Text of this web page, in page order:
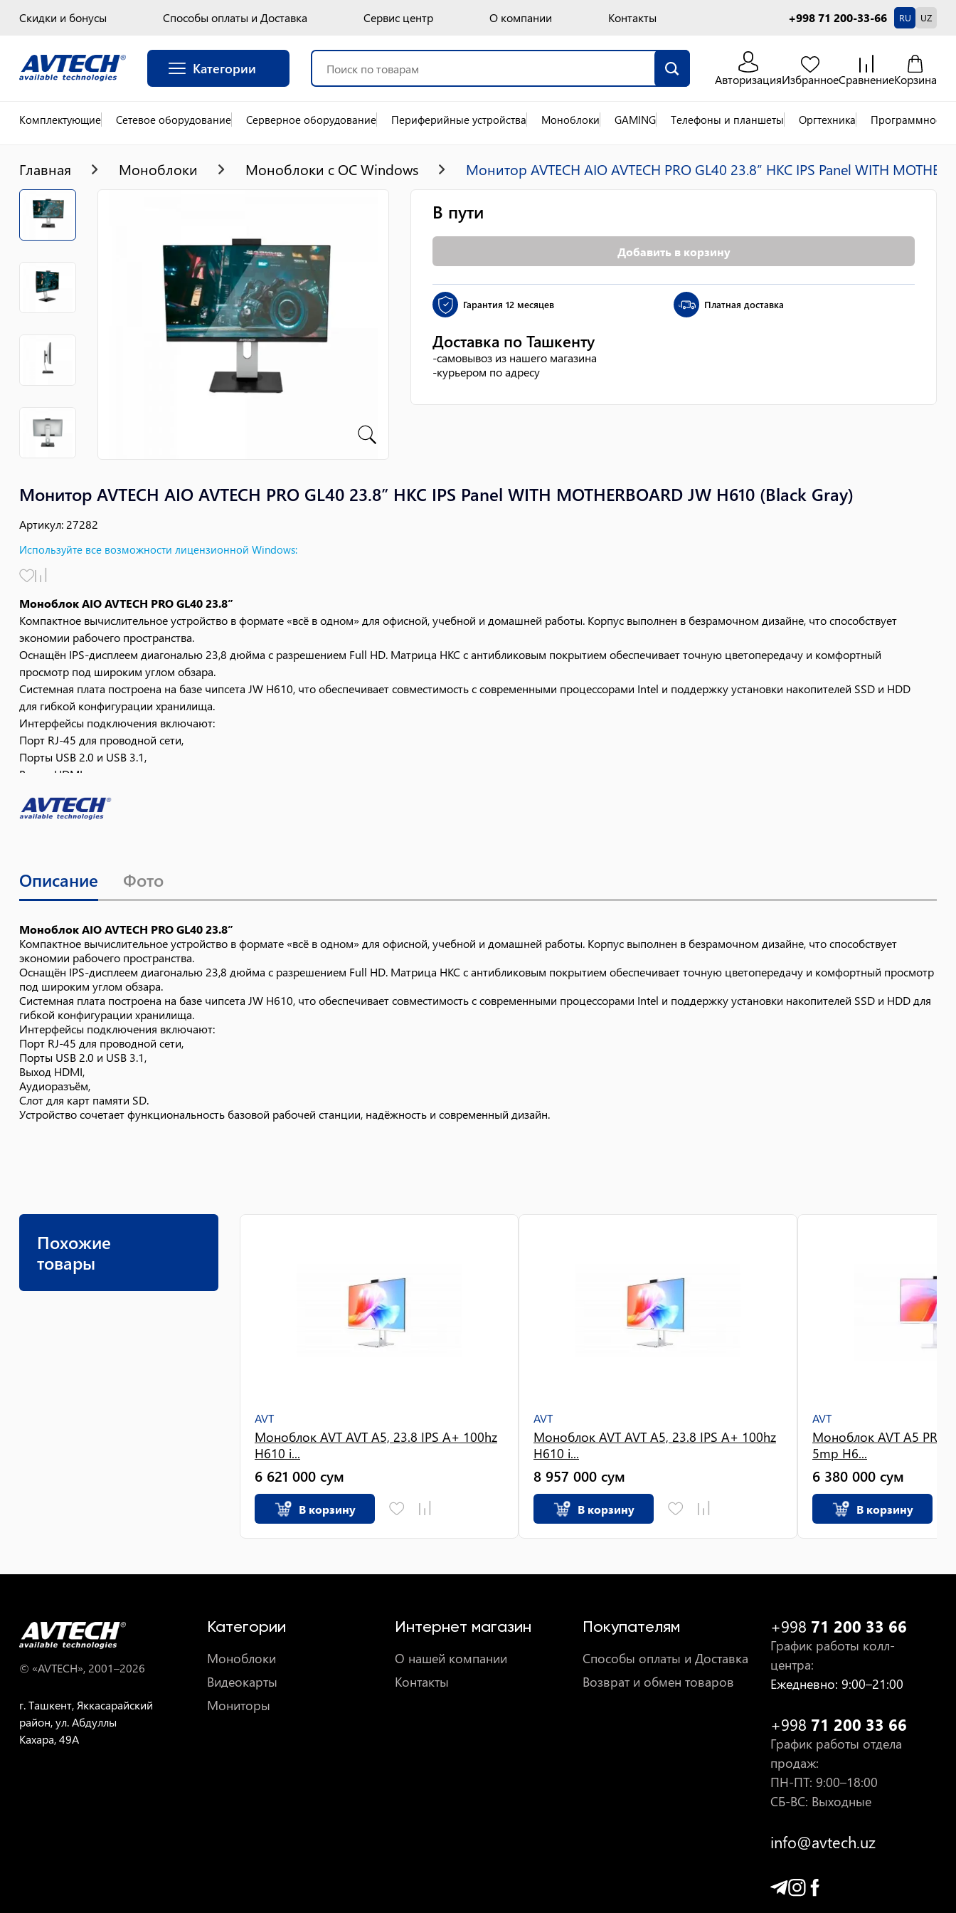
Скидки и бонусы Способы оплаты и Доставка Сервис центр О компании Контакты +998 71 200-33-66 RU UZ
Категории
АвторизацияИзбранноеСравнениеКорзина
Комплектующие Сетевое оборудование Серверное оборудование Периферийные устройства Моноблоки GAMING Телефоны и планшеты Оргтехника Программное
Главная Моноблоки Моноблоки с OC Windows Монитор AVTECH AIO AVTECH PRO GL40 23.8” HKC IPS Panel WITH
Монитор AVTECH AIO AVTECH PRO GL40 23.8” HKC IPS Panel WITH MOTHERBOARD JW H610 (Black Gray)
Артикул: 27282
Используйте все возможности лицензионной Windows:
Моноблок AIO AVTECH PRO GL40 23.8”
Компактное вычислительное устройство в формате «всё в одном» для офисной, учебной и домашней работы. Корпус выполнен в безрамочном дизайне, что способствует
экономии рабочего пространства.
Оснащён IPS-дисплеем диагональю 23,8 дюйма с разрешением Full HD. Матрица HKC с антибликовым покрытием обеспечивает точную цветопередачу и комфортный
просмотр под широким углом обзара.
Системная плата построена на базе чипсета JW H610, что обеспечивает совместимость с современными процессорами Intel и поддержку установки накопителей SSD и HDD
для гибкой конфигурации хранилища.
Интерфейсы подключения включают:
Порт RJ-45 для проводной сети,
Порты USB 2.0 и USB 3.1,
Выход HDMI,
Слот для карт памяти SD.
В пути
Добавить в корзину
Гарантия 12 месяцев Платная доставка
Доставка по Ташкенту
-самовывоз из нашего магазина
-курьером по адресу
Описание Фото
Моноблок AIO AVTECH PRO GL40 23.8”
Компактное вычислительное устройство в формате «всё в одном» для офисной, учебной и домашней работы. Корпус выполнен в безрамочном дизайне, что способствует
экономии рабочего пространства.
Оснащён IPS-дисплеем диагональю 23,8 дюйма с разрешением Full HD. Матрица HKC с антибликовым покрытием обеспечивает точную цветопередачу и комфортный просмотр
под широким углом обзара.
Системная плата построена на базе чипсета JW H610, что обеспечивает совместимость с современными процессорами Intel и поддержку установки накопителей SSD и HDD для
гибкой конфигурации хранилища.
Интерфейсы подключения включают:
Порт RJ-45 для проводной сети,
Порты USB 2.0 и USB 3.1,
Выход HDMI,
Аудиоразъём,
Слот для карт памяти SD.
Устройство сочетает функциональность базовой рабочей станции, надёжность и современный дизайн.
Похожие
товары
AVT
Моноблок AVT AVT A5, 23.8 IPS A+ 100hz
H610 i...
6 621 000 сум
В корзину
AVT
Моноблок AVT AVT A5, 23.8 IPS A+ 100hz
H610 i...
8 957 000 сум
В корзину
AVT
Моноблок AVT A5 PRO,
5mp H6...
6 380 000 сум
В корзину
© «AVTECH», 2001–2026
г. Ташкент, Яккасарайский
район, ул. Абдуллы
Кахара, 49A
Категории
Моноблоки
Видеокарты
Мониторы
Интернет магазин
О нашей компании
Контакты
Покупателям
Способы оплаты и Доставка
Возврат и обмен товаров
+998 71 200 33 66
График работы колл-
центра:
Ежедневно: 9:00–21:00
+998 71 200 33 66
График работы отдела
продаж:
ПН-ПТ: 9:00–18:00
СБ-ВС: Выходные
info@avtech.uz